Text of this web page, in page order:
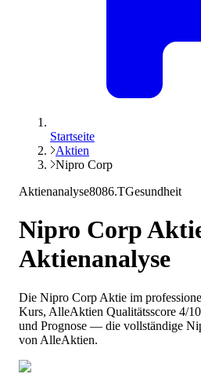
Startseite
Aktien
Nipro Corp
Aktienanalyse8086.TGesundheit
Nipro Corp
Aktienanalyse
Die Nipro Corp Aktie im
Kurs, AlleAktien Qualitätsscore 4/10
und Prognose — die vollständige
von AlleAktien.